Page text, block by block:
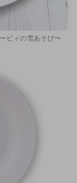
ビィの雪あそび〜